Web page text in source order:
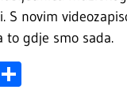
S novim
to gdje smo sada.